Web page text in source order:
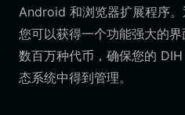
Android 和浏览器扩展程序。
您可以获得一个功能强大的
数百万种代币，确保您的
态系统中得到管理。